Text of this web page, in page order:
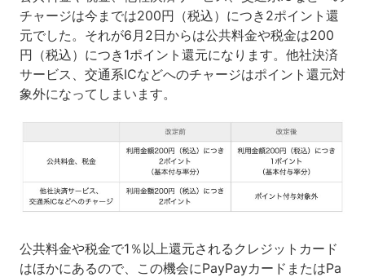
チャージは今までは200円（税込）につき2ポイント還
元でした。それが6月2日からは公共料金や税金は200
円（税込）につき1ポイント還元になります。他社決済
サービス、交通系ICなどへのチャージはポイント還元対
象外になってしまいます。
公共料金や税金で1％以上還元されるクレジットカード
はほかにあるので、この機会にPayPayカードまたはPa